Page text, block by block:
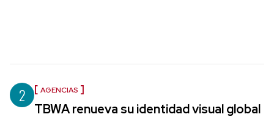
2 AGENCIAS
TBWA renueva su identidad visual global